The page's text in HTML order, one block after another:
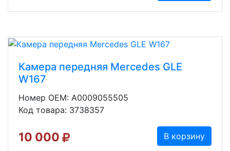
Камера передняя Mercedes GLE
W167
Номер OEM: A0009055505
Код товара: 3738357
10 000 В корзину